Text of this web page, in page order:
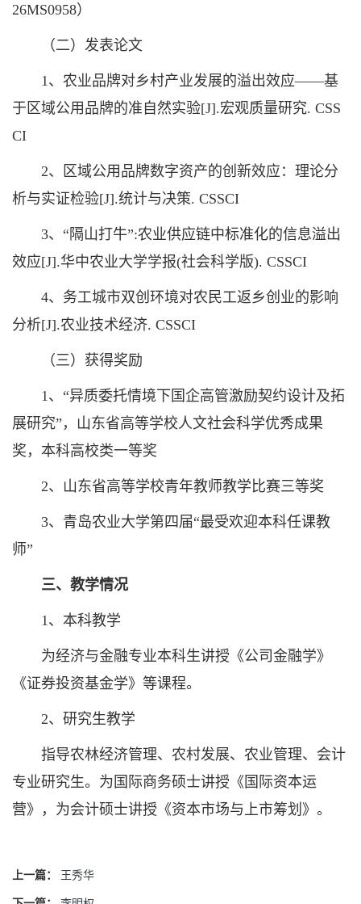
26MS0958）
（二）发表论文
1、农业品牌对乡村产业发展的溢出效应——基
于区域公用品牌的准自然实验[J].宏观质量研究. CSS
CI
2、区域公用品牌数字资产的创新效应：理论分
析与实证检验[J].统计与决策. CSSCI
3、“隔山打牛”:农业供应链中标准化的信息溢出
效应[J].华中农业大学学报(社会科学版). CSSCI
4、务工城市双创环境对农民工返乡创业的影响
分析[J].农业技术经济. CSSCI
（三）获得奖励
1、“异质委托情境下国企高管激励契约设计及拓
展研究”，山东省高等学校人文社会科学优秀成果
奖，本科高校类一等奖
2、山东省高等学校青年教师教学比赛三等奖
3、青岛农业大学第四届“最受欢迎本科任课教
师”
三、教学情况
1、本科教学
为经济与金融专业本科生讲授《公司金融学》
《证券投资基金学》等课程。
2、研究生教学
指导农林经济管理、农村发展、农业管理、会计
专业研究生。为国际商务硕士讲授《国际资本运
营》，为会计硕士讲授《资本市场与上市筹划》。
上一篇： 王秀华